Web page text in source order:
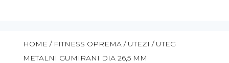
HOME / FITNESS OPREMA/ UTEZI / UTEG
METALNI GUMIRANI DIA 26,5 MM